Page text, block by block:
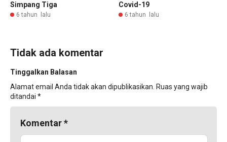
Simpang Tiga
6 tahun lalu
Covid-19
6 tahun lalu
Tidak ada komentar
Tinggalkan Balasan
Alamat email Anda tidak akan dipublikasikan. Ruas yang wajib
ditandai *
Komentar*